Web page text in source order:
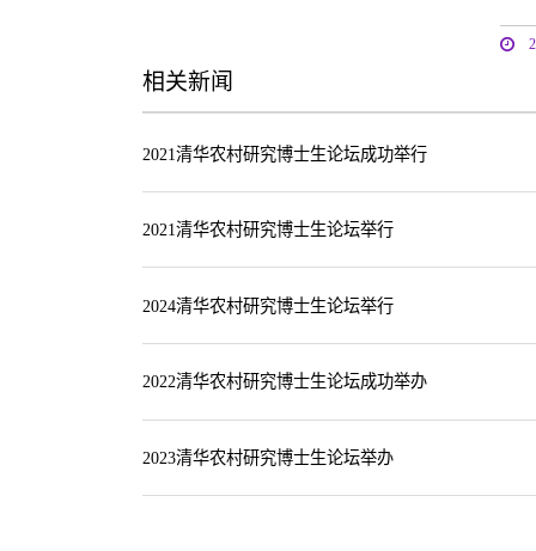
相关新闻
2021清华农村研究博士生论坛成功举行
2021清华农村研究博士生论坛举行
2024清华农村研究博士生论坛举行
2022清华农村研究博士生论坛成功举办
2023清华农村研究博士生论坛举办